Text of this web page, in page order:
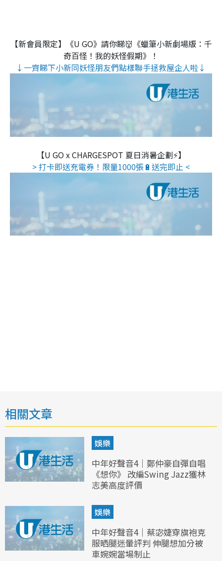
【新會員限定】《U GO》請你睇👹《蠟筆小新劇場版：千
奇百怪！我的妖怪假期》！
↓一齊睇下小新同妖怪朋友們點樣聯手拯救屋企人啦↓
【U GO x CHARGESPOT 夏日消暑企劃⚡】
> 打卡即送充電券！限量1000張🔋送完即止 <
相關文章
娛樂
中年好聲音4｜鄭仲豪自彈自唱
《想你》 改編Swing Jazz獲林
志美高度評價
娛樂
中年好聲音4｜蔡宓婕穿旗袍克
服晒腿迷暈評判 伸腿想加分被
車婉婉當場制止